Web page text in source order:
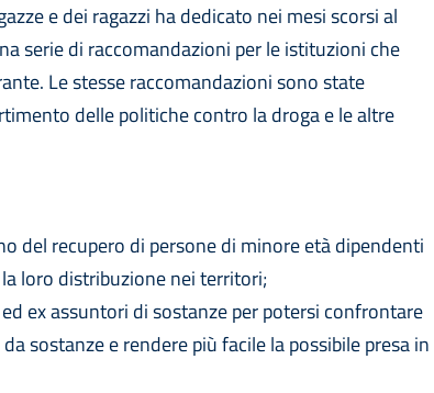
e dei ragazzi ha dedicato nei mesi scorsi al
serie di raccomandazioni per le istituzioni che
Le stesse raccomandazioni sono state
delle politiche contro la droga e le altre
del recupero di persone di minore età dipendenti
loro distribuzione nei territori;
ex assuntori di sostanze per potersi confrontare
sostanze e rendere più facile la possibile presa in